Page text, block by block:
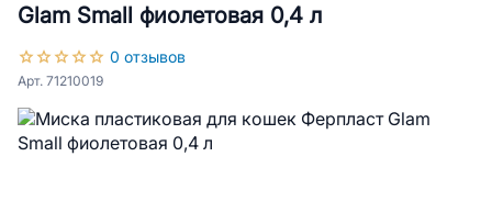
Glam Small фиолетовая 0,4 л
0 отзывов
Арт. 71210019